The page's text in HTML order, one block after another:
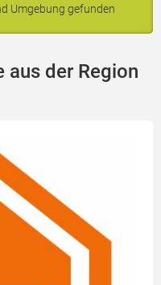
Umgebung gefunden
aus der Region